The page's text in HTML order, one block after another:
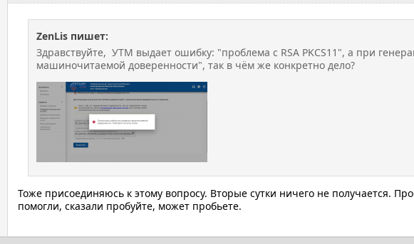
ZenLis пишет:
Здравствуйте, УТМ выдает ошибку: "проблема с RSA PKCS11", а при
машиночитаемой доверенности", так в чём же конкретно дело?
Тоже присоединяюсь к этому вопросу. Вторые сутки ничего не получается.
помогли, сказали пробуйте, может пробьете.